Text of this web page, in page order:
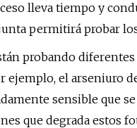
lleva tiempo y
permitirá probar
probando
el arseniuro
sensible que
que degrada estos